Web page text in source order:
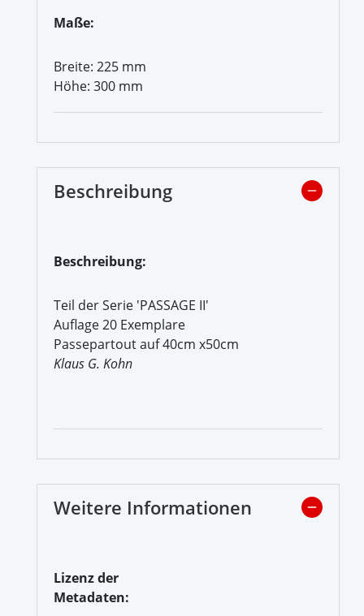
Maße:
Breite: 225 mm
Höhe: 300 mm
Beschreibung
Beschreibung:
Teil der Serie 'PASSAGE II'
Auflage 20 Exemplare
Passepartout auf 40cm x50cm
Klaus G. Kohn
Weitere Informationen
Lizenz der
Metadaten: